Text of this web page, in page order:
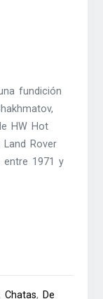
fundición
HW Hot
Rover
entre 1971 y
Chatas, De